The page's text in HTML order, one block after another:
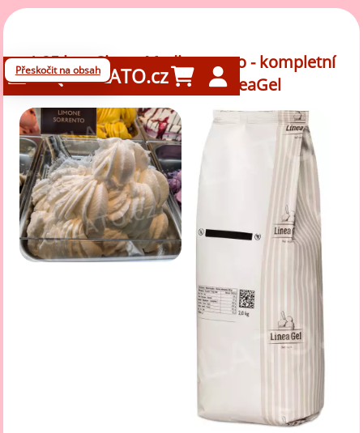
Přeskočit na obsahGELATO.cz
1,25 kg - Citron Mediterraneo - kompletní
zmrzlinová směs, LineaGel